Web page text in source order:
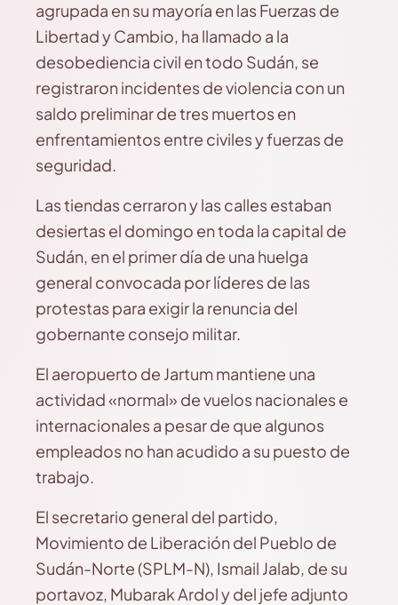
agrupada en su mayoría en las Fuerzas de
Libertad y Cambio, ha llamado a la
desobediencia civil en todo Sudán, se
registraron incidentes de violencia con un
saldo preliminar de tres muertos en
enfrentamientos entre civiles y fuerzas de
seguridad.
Las tiendas cerraron y las calles estaban
desiertas el domingo en toda la capital de
Sudán, en el primer día de una huelga
general convocada por líderes de las
protestas para exigir la renuncia del
gobernante consejo militar.
El aeropuerto de Jartum mantiene una
actividad «normal» de vuelos nacionales e
internacionales a pesar de que algunos
empleados no han acudido a su puesto de
trabajo.
El secretario general del partido,
Movimiento de Liberación del Pueblo de
Sudán-Norte (SPLM-N), Ismail Jalab, de su
portavoz, Mubarak Ardol y del jefe adjunto